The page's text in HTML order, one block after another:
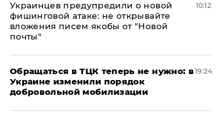
Украинцев предупредили о новой
фишинговой атаке: не открывайте
вложения писем якобы от "Новой
почты"
10:12
Обращаться в ТЦК теперь не нужно: в
Украине изменили порядок
добровольной мобилизации
19:24